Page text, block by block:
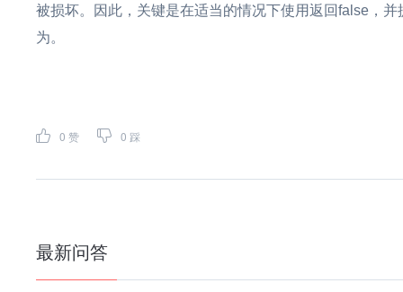
被损坏。因此，关键是在适当的情况下使用返回false，
为。
0 赞 0 踩
最新问答